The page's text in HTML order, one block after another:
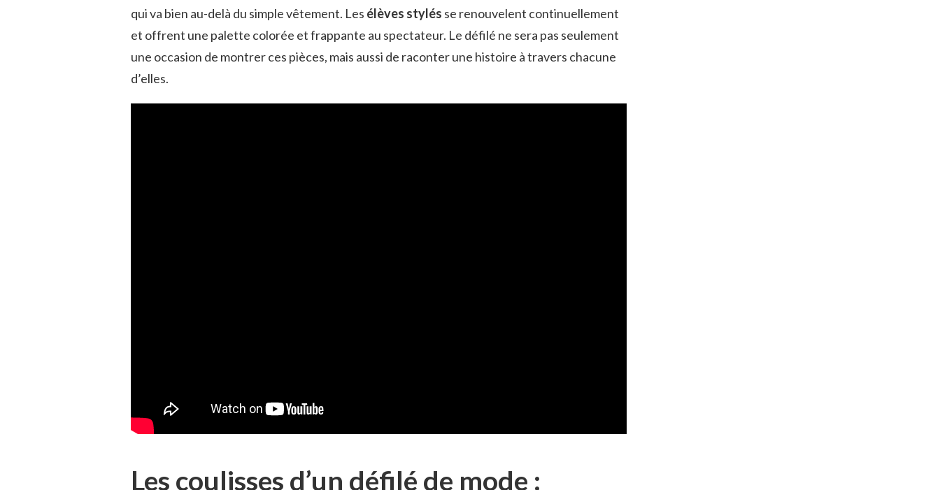
qui va bien au-delà du simple vêtement. Les élèves stylés se renouvelent continuellement
et offrent une palette colorée et frappante au spectateur. Le défilé ne sera pas seulement
une occasion de montrer ces pièces, mais aussi de raconter une histoire à travers chacune
d’elles.
Les coulisses d’un défilé de mode :